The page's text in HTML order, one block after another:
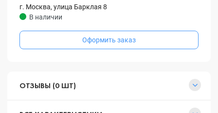
г. Москва, улица Барклая 8
В наличии
Оформить заказ
ОТЗЫВЫ (0 ШТ)